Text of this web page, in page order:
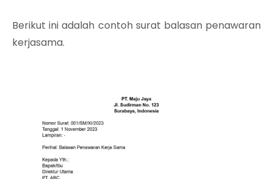
Berikut ini adalah contoh surat balasan penawaran
kerjasama.